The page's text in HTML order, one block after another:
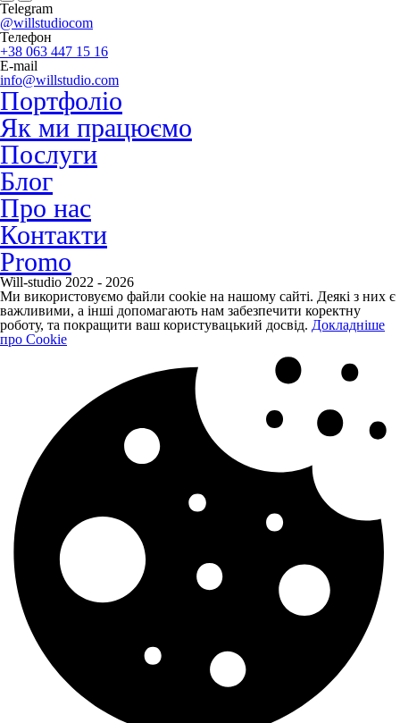
Telegram
@willstudiocom
Телефон
+38 063 447 15 16
E-mail
info@willstudio.com
Портфоліо
Як ми працюємо
Послуги
Блог
Про нас
Контакти
Promo
Will-studio 2022 - 2026
Ми використовуємо файли cookie на нашому сайті. Деякі з них є
важливими, а інші допомагають нам забезпечити коректну
роботу, та покращити ваш користувацький досвід. Докладніше
про Cookie